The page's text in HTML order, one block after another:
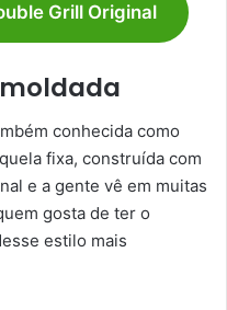
Grill Original
conhecida como
fixa, construída com
e a gente vê em muitas
gosta de ter o
estilo mais